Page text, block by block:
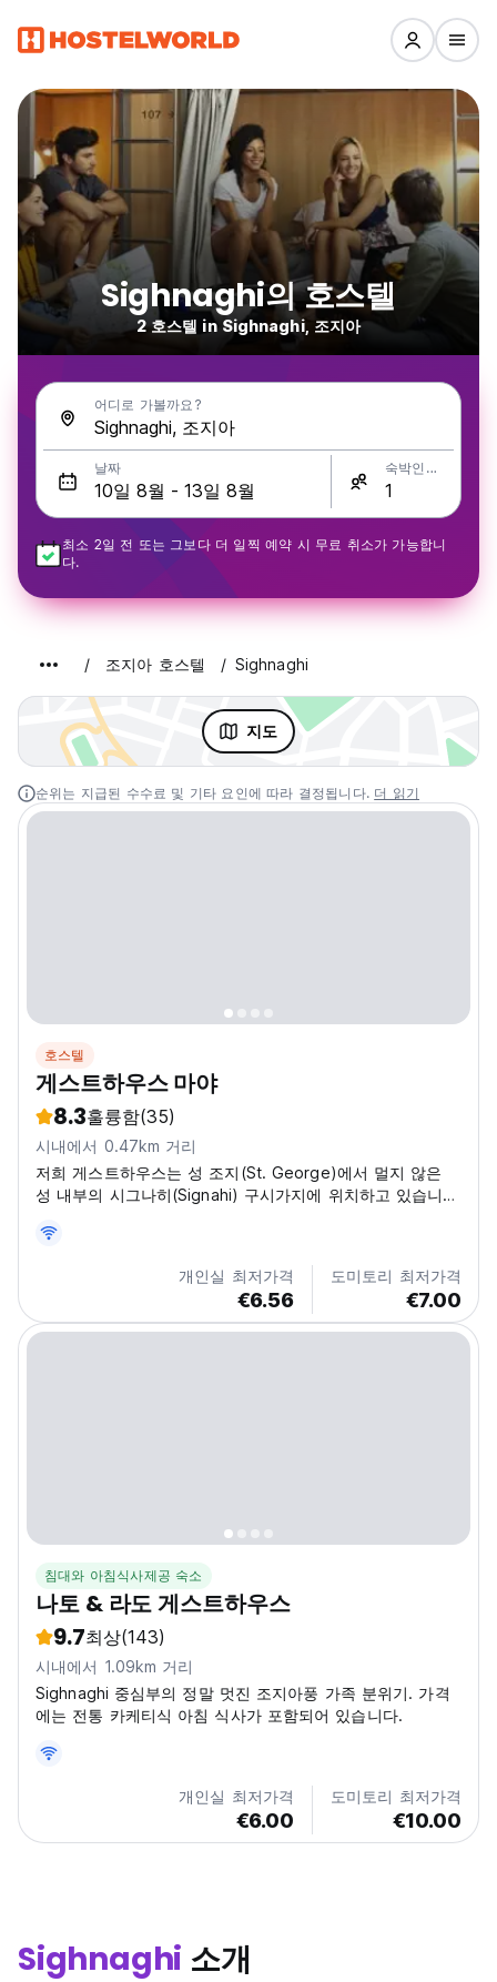
Sighnaghi의 호스텔
2 호스텔 in Sighnaghi, 조지아
어디로 가볼까요?
날짜 숙박인원
최소 2일 전 또는 그보다 더 일찍 예약 시 무료 취소가 가능합니
다.
조지아 호스텔 Sighnaghi
지도
순위는 지급된 수수료 및 기타 요인에 따라 결정됩니다. 더 읽기
호스텔
게스트하우스 마야
8.3훌륭함(35)
시내에서 0.47km 거리
저희 게스트하우스는 성 조지(St. George)에서 멀지 않은
성 내부의 시그나히(Signahi) 구시가지에 위치하고 있습니
개인실 최저가격
€6.56
도미토리 최저가격
€7.00
침대와 아침식사제공 숙소
나토 & 라도 게스트하우스
9.7최상(143)
시내에서 1.09km 거리
Sighnaghi 중심부의 정말 멋진 조지아풍 가족 분위기. 가격
에는 전통 카케티식 아침 식사가 포함되어 있습니다.
개인실 최저가격
€6.00
도미토리 최저가격
€10.00
Sighnaghi 소개